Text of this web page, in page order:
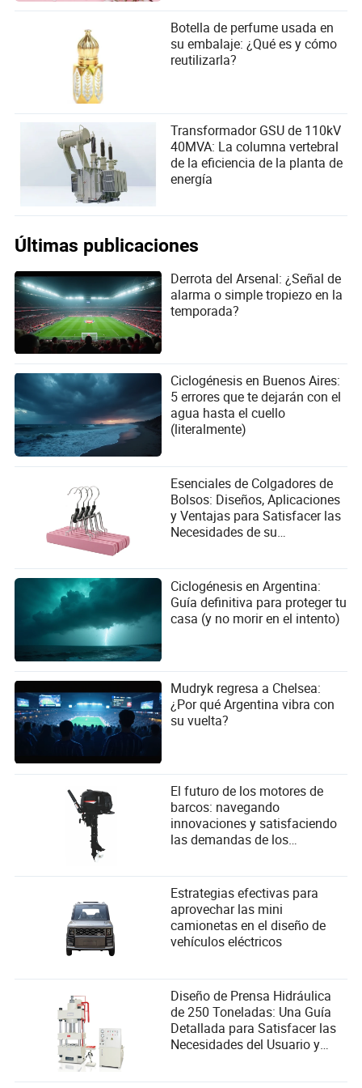
Botella de perfume usada en
su embalaje: ¿Qué es y cómo
reutilizarla?
Transformador GSU de 110kV
40MVA: La columna vertebral
de la eficiencia de la planta de
energía
Últimas publicaciones
Derrota del Arsenal: ¿Señal de
alarma o simple tropiezo en la
temporada?
Ciclogénesis en Buenos Aires:
5 errores que te dejarán con el
agua hasta el cuello
(literalmente)
Esenciales de Colgadores de
Bolsos: Diseños, Aplicaciones
y Ventajas para Satisfacer las
Necesidades de su
Ciclogénesis en Argentina:
Guía definitiva para proteger tu
casa (y no morir en el intento)
Mudryk regresa a Chelsea:
¿Por qué Argentina vibra con
su vuelta?
El futuro de los motores de
barcos: navegando
innovaciones y satisfaciendo
las demandas de los
Estrategias efectivas para
aprovechar las mini
camionetas en el diseño de
vehículos eléctricos
Diseño de Prensa Hidráulica
de 250 Toneladas: Una Guía
Detallada para Satisfacer las
Necesidades del Usuario y